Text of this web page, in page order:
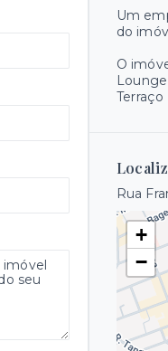
Um
do
O
Lounge
Terraço
Rua
+
−